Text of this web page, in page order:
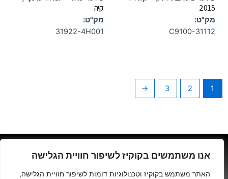
אנו משתמשים בקוקיז לשיפור חוויית הגלישה
האתר משתמש בקוקיז וטכנולוגיות דומות לשיפור חוויית הגלישה,
2015
מק"ט:
31112-C9100
קיה
מק"ט:
31922-4H001
1
2
3
←